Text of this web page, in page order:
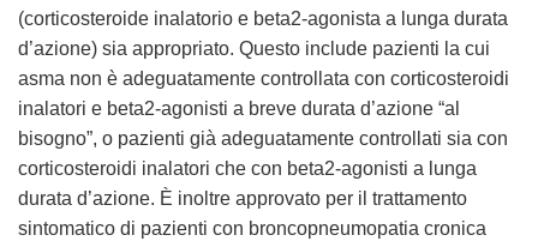
(corticosteroide inalatorio e beta2-agonista a lunga durata
d’azione) sia appropriato. Questo include pazienti la cui
asma non è adeguatamente controllata con corticosteroidi
inalatori e beta2-agonisti a breve durata d’azione “al
bisogno”, o pazienti già adeguatamente controllati sia con
corticosteroidi inalatori che con beta2-agonisti a lunga
durata d’azione. È inoltre approvato per il trattamento
sintomatico di pazienti con broncopneumopatia cronica